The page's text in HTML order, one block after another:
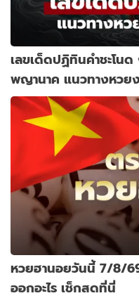
เลขเด็ดปฏิทินคำชะโน
พญานาค แนวทางหวย
หวยฮานอยวันนี้ 7/8/
ออกอะไร เช็กสดที่นี่